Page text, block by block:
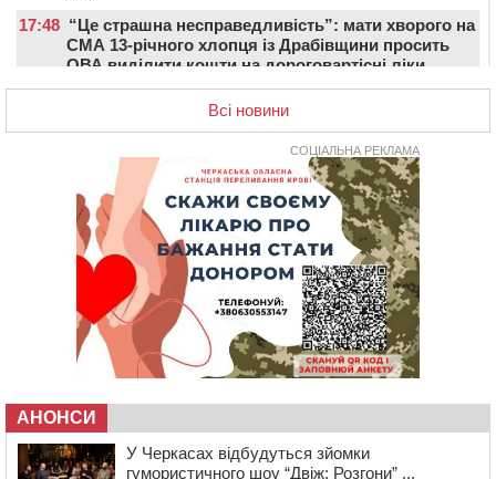
17:48 “Це страшна несправедливість”: мати хворого на
СМА 13-річного хлопця із Драбівщини просить
ОВА виділити кошти на дороговартісні ліки
На Уманщині судитимуть колишню очільницю відділу
освіти через закупівлю електрики за завищеною
У Черкасах провели в останню путь двох
загиблих воїнів
До 1 вересня у Черкасах оновлюють дорожню
розмітку біля навчальних закладів (ФОТОФАКТ)
На честь загиблого захисника і чемпіона світу в
Черкасах відкрили спортивно-реабілітаційний центр
На Звенигородщині, попри заборону міськради,
проведуть “Ше.Fest”
роботі електромереж та комунальних служб
14:02 На Черкащині намолотили перший мільйон тонн
зерна нового врожаю
Всі новини
СОЦІАЛЬНА РЕКЛАМА
АНОНСИ
У Черкасах відбудуться зйомки
гумористичного шоу “Двіж: Розгони” ...